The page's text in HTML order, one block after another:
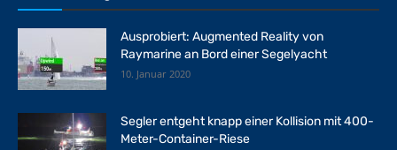
Ausprobiert: Augmented Reality von
Raymarine an Bord einer Segelyacht
10. Januar 2020
Segler entgeht knapp einer Kollision mit 400-
Meter-Container-Riese